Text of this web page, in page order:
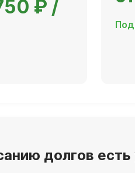
₽ /
долгов